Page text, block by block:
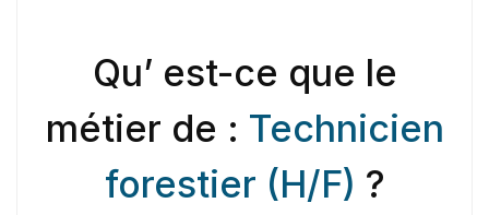
Qu’ est-ce que le
métier de : Technicien
forestier (H/F) ?